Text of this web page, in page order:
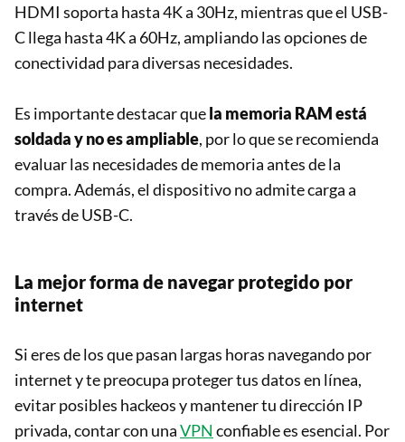
HDMI soporta hasta 4K a 30Hz, mientras que el USB-
C llega hasta 4K a 60Hz, ampliando las opciones de
conectividad para diversas necesidades.
Es importante destacar quela memoria RAM está
soldada y no es ampliable, por lo que se recomienda
evaluar las necesidades de memoria antes de la
compra. Además, el dispositivo no admite carga a
través de USB-C.
La mejor forma de navegar protegido por
internet
Si eres de los que pasan largas horas navegando por
internet y te preocupa proteger tus datos en línea,
evitar posibles hackeos y mantener tu dirección IP
privada, contar con unaVPN confiable es esencial. Por